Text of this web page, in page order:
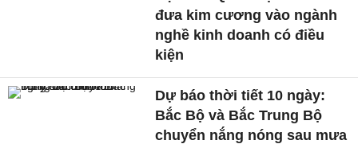
đưa kim cương vào ngành
nghề kinh doanh có điều
kiện
Dự báo thời tiết 10 ngày:
Bắc Bộ và Bắc Trung Bộ
chuyển nắng nóng sau mưa